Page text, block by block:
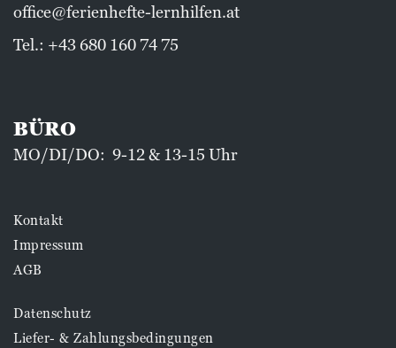
office@ferienhefte-lernhilfen.at
Tel.: +43 680 160 74 75
BÜRO
MO/DI/DO: 9-12 & 13-15 Uhr
Kontakt
Impressum
AGB
Datenschutz
Liefer- & Zahlungsbedingungen